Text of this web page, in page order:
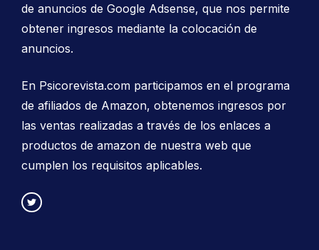
de anuncios de Google Adsense, que nos permite
obtener ingresos mediante la colocación de
anuncios.
En Psicorevista.com participamos en el programa
de afiliados de Amazon, obtenemos ingresos por
las ventas realizadas a través de los enlaces a
productos de amazon de nuestra web que
cumplen los requisitos aplicables.